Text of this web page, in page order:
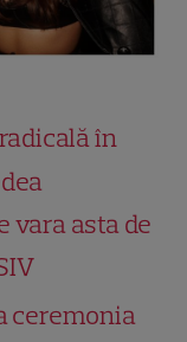
în
vara asta de
ceremonia